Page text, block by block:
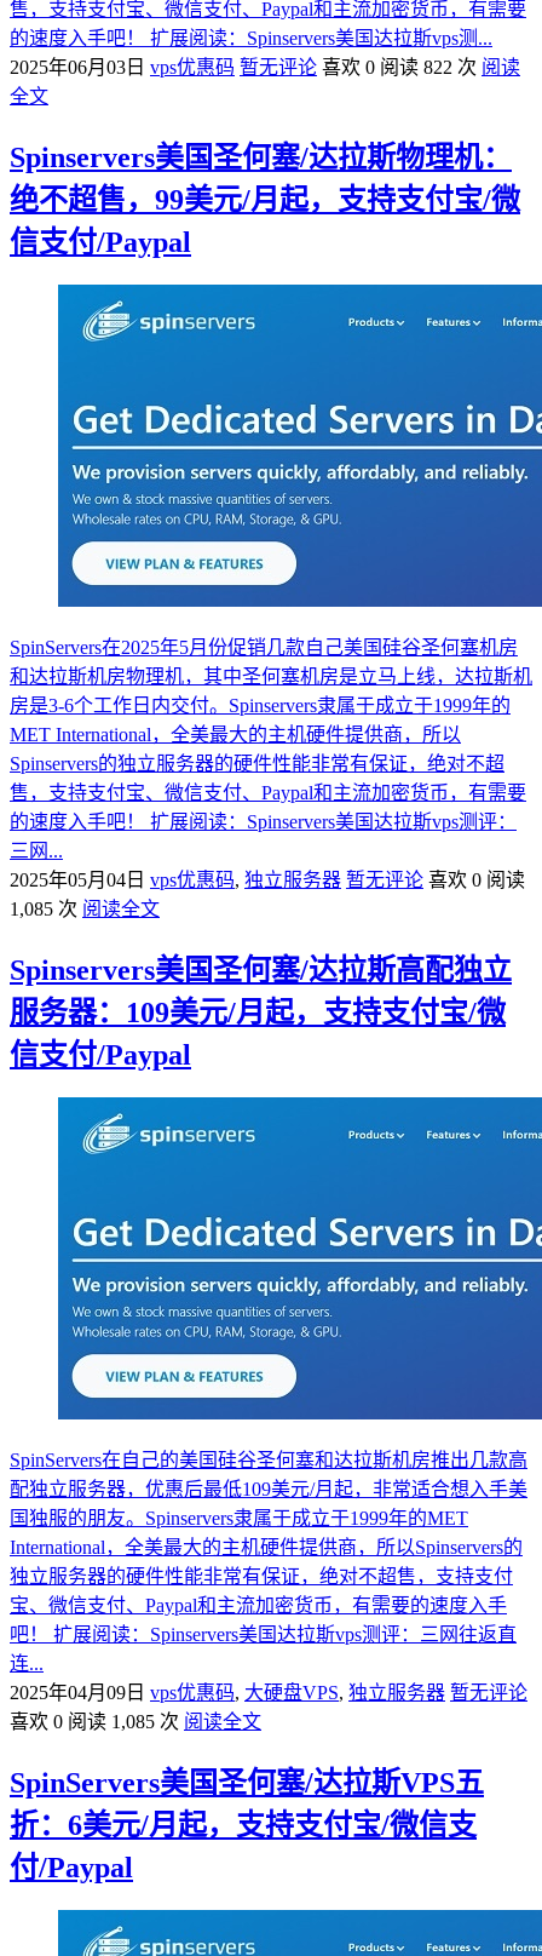
售，支持支付宝、微信支付、Paypal和主流加密货币，有需要
的速度入手吧！ 扩展阅读：Spinservers美国达拉斯vps测...
2025年06月03日 vps优惠码 暂无评论 喜欢 0 阅读 822 次 阅读
全文
Spinservers美国圣何塞/达拉斯物理机：
绝不超售，99美元/月起，支持支付宝/微
信支付/Paypal
SpinServers在2025年5月份促销几款自己美国硅谷圣何塞机房
和达拉斯机房物理机，其中圣何塞机房是立马上线，达拉斯机
房是3-6个工作日内交付。Spinservers隶属于成立于1999年的
MET International，全美最大的主机硬件提供商，所以
Spinservers的独立服务器的硬件性能非常有保证，绝对不超
售，支持支付宝、微信支付、Paypal和主流加密货币，有需要
的速度入手吧！ 扩展阅读：Spinservers美国达拉斯vps测评：
三网...
2025年05月04日 vps优惠码, 独立服务器 暂无评论 喜欢 0 阅读
1,085 次 阅读全文
Spinservers美国圣何塞/达拉斯高配独立
服务器：109美元/月起，支持支付宝/微
信支付/Paypal
SpinServers在自己的美国硅谷圣何塞和达拉斯机房推出几款高
配独立服务器，优惠后最低109美元/月起，非常适合想入手美
国独服的朋友。Spinservers隶属于成立于1999年的MET
International，全美最大的主机硬件提供商，所以Spinservers的
独立服务器的硬件性能非常有保证，绝对不超售，支持支付
宝、微信支付、Paypal和主流加密货币，有需要的速度入手
吧！ 扩展阅读：Spinservers美国达拉斯vps测评：三网往返直
连...
2025年04月09日 vps优惠码, 大硬盘VPS, 独立服务器 暂无评论
喜欢 0 阅读 1,085 次 阅读全文
SpinServers美国圣何塞/达拉斯VPS五
折：6美元/月起，支持支付宝/微信支
付/Paypal